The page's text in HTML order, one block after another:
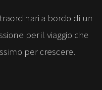
a bordo di un
per il viaggio che
per crescere.